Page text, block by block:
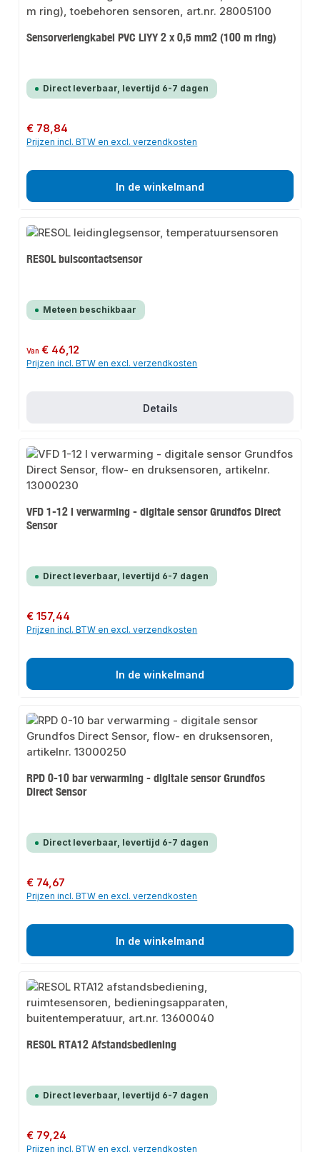
Sensorverlengkabel PVC LIYY 2 x 0,5 mm2 (100 m ring)
Direct leverbaar, levertijd 6-7 dagen
Normale prijs:
€ 78,84
Prijzen incl. BTW en excl. verzendkosten
In de winkelmand
RESOL buiscontactsensor
Meteen beschikbaar
Normale prijs:
Van€ 46,12
Prijzen incl. BTW en excl. verzendkosten
Details
VFD 1-12 l verwarming - digitale sensor Grundfos Direct
Sensor
Direct leverbaar, levertijd 6-7 dagen
Normale prijs:
€ 157,44
Prijzen incl. BTW en excl. verzendkosten
In de winkelmand
RPD 0-10 bar verwarming - digitale sensor Grundfos
Direct Sensor
Direct leverbaar, levertijd 6-7 dagen
Normale prijs:
€ 74,67
Prijzen incl. BTW en excl. verzendkosten
In de winkelmand
RESOL RTA12 Afstandsbediening
Direct leverbaar, levertijd 6-7 dagen
Normale prijs:
€ 79,24
Prijzen incl. BTW en excl. verzendkosten